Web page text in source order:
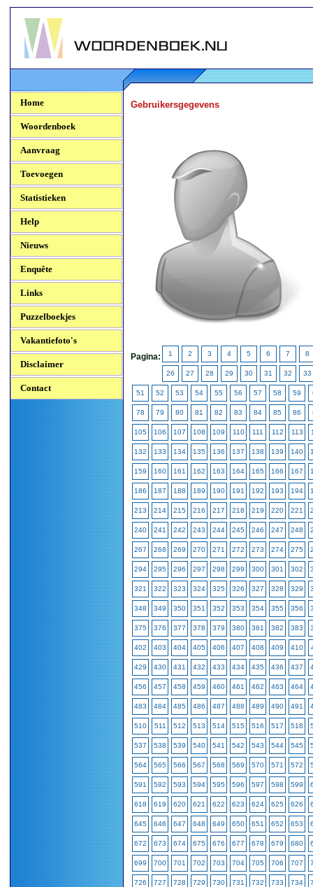
Woordenboek.NU
Home
Woordenboek
Aanvraag
Toevoegen
Statistieken
Help
Nieuws
Enquête
Links
Puzzelboekjes
Vakantiefoto's
Disclaimer
Contact
Gebruikersgegevens
Pagina: 1 2 3 4 5 6 7 8
26 27 28 29 30 31 32 33
51 52 53 54 55 56 57 58 59
78 79 80 81 82 83 84 85 86
105 106 107 108 109 110 111 112 113
132 133 134 135 136 137 138 139 140
159 160 161 162 163 164 165 166 167
186 187 188 189 190 191 192 193 194
213 214 215 216 217 218 219 220 221
240 241 242 243 244 245 246 247 248
267 268 269 270 271 272 273 274 275
294 295 296 297 298 299 300 301 302
321 322 323 324 325 326 327 328 329
348 349 350 351 352 353 354 355 356
375 376 377 378 379 380 381 382 383
402 403 404 405 406 407 408 409 410
429 430 431 432 433 434 435 436 437
456 457 458 459 460 461 462 463 464
483 484 485 486 487 488 489 490 491
510 511 512 513 514 515 516 517 518
537 538 539 540 541 542 543 544 545
564 565 566 567 568 569 570 571 572
591 592 593 594 595 596 597 598 599
618 619 620 621 622 623 624 625 626
645 646 647 648 649 650 651 652 653
672 673 674 675 676 677 678 679 680
699 700 701 702 703 704 705 706 707
726 727 728 729 730 731 732 733 734